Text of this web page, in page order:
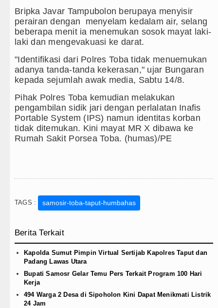
Polrestabes Medan Ungkap 1.187 Kasus
Liverpool vs Monaco Laga Persahabatan
Manchester City vs Atletico Madrid
Serapan Anggaran Terendah,
Gubernur Bobby Nasution Siapkan
Sinergi Jaga Kelestarian Alam, Pemkab
Pemkab Taput Restrukturisasi Pinjaman
Bayern Munich Menang Tipis Atas Aston
Masyarakat Desak APH Bongkar
Liverpool vs Monaco Laga Persahabatan
Manchester City vs Atletico Madrid
Bripka Javar Tampubolon berupaya menyisir
perairan dengan menyelam kedalam air, selang
beberapa menit ia menemukan sosok mayat laki-
laki dan mengevakuasi ke darat.
"Identifikasi dari Polres Toba tidak menuemukan
adanya tanda-tanda kekerasan," ujar Bungaran
kepada sejumlah awak media, Sabtu 14/8.
Pihak Polres Toba kemudian melakukan
pengambilan sidik jari dengan perlalatan Inafis
Portable System (IPS) namun identitas korban
tidak ditemukan. Kini mayat MR X dibawa ke
Rumah Sakit Porsea Toba. (humas)/PE
TAGS : samosir-toba-taput-humbahas
Berita Terkait
Kapolda Sumut Pimpin Virtual Sertijab Kapolres Taput dan
Padang Lawas Utara
Bupati Samosr Gelar Temu Pers Terkait Program 100 Hari
Kerja
494 Warga 2 Desa di Sipoholon Kini Dapat Menikmati Listrik
24 Jam